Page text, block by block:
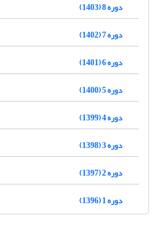
دوره 8 (1403)
دوره 7 (1402)
دوره 6 (1401)
دوره 5 (1400)
دوره 4 (1399)
دوره 3 (1398)
دوره 2 (1397)
دوره 1 (1396)